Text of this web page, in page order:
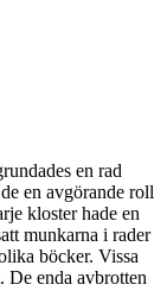
en rad
en avgörande roll
kloster hade en
munkarna i rader
böcker. Vissa
De enda avbrotten